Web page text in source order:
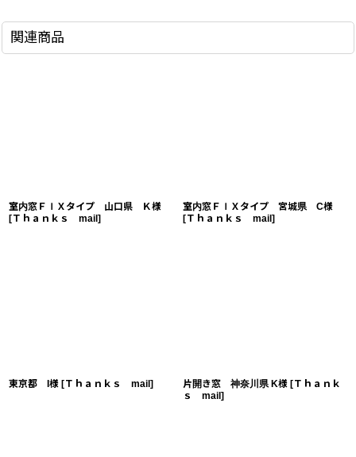
関連商品
室内窓ＦＩＸタイプ 山口県 Ｋ様
[Ｔｈａｎｋｓ mail]
室内窓ＦＩＸタイプ 宮城県 C様
[Ｔｈａｎｋｓ mail]
東京都 I様 [Ｔｈａｎｋｓ mail] 片開き窓 神奈川県 K様 [Ｔｈａｎｋ
ｓ mail]